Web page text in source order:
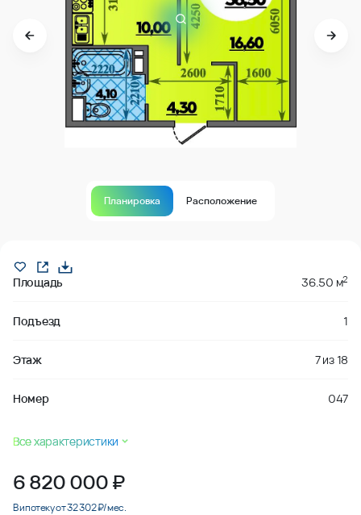
Планировка Расположение
Площадь 36.50 м2
Подъезд 1
Этаж 7из18
Номер 047
Все характеристики
6 820 000₽
В ипотеку от 32 302 ₽/мес.